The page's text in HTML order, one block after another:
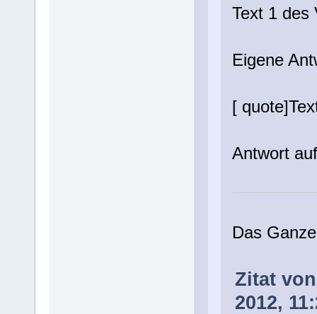
Text 1 des
Eigene
[
Antwort
Das
Zitat
2012,